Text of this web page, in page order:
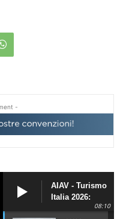
-
AIAV - Turismo
Italia 2026:
siamo il Paese
08:10